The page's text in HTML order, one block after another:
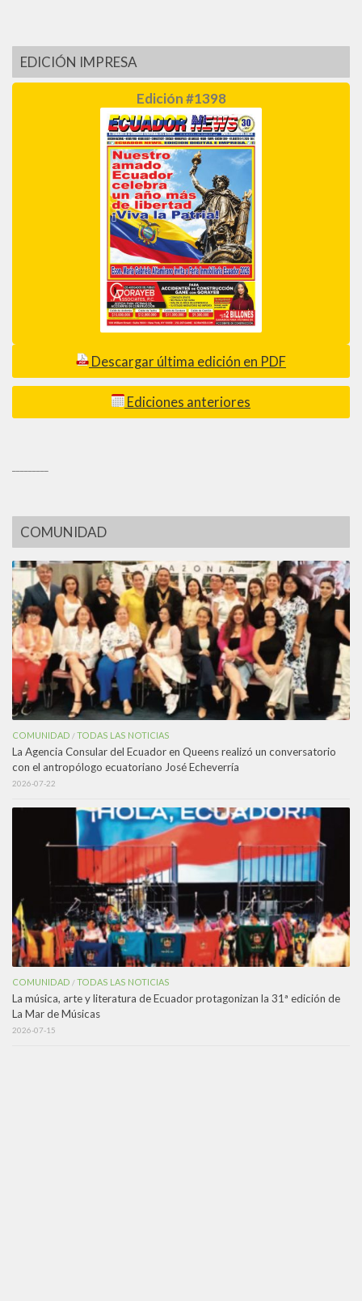
EDICIÓN IMPRESA
Edición #1398
Descargar última edición en PDF
Ediciones anteriores
COMUNIDAD
COMUNIDAD /TODAS LAS NOTICIAS
La Agencia Consular del Ecuador en Queens realizó un conversatorio
con el antropólogo ecuatoriano José Echeverría
2026-07-22
COMUNIDAD /TODAS LAS NOTICIAS
La música, arte y literatura de Ecuador protagonizan la 31ª edición de
La Mar de Músicas
2026-07-15